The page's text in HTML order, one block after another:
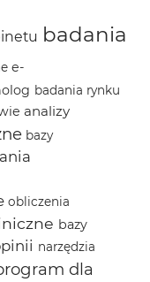
badania
e-
badania rynku
analizy
bazy
obliczenia
bazy
narzędzia
dla